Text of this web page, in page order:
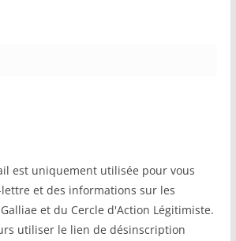
est uniquement utilisée pour vous
et des informations sur les
et du Cercle d'Action Légitimiste.
utiliser le lien de désinscription